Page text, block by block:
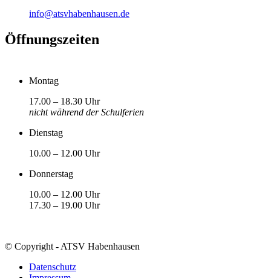
info@atsvhabenhausen.de
Öffnungszeiten
Montag
17.00 – 18.30 Uhr
nicht während der Schulferien
Dienstag
10.00 – 12.00 Uhr
Donnerstag
10.00 – 12.00 Uhr
17.30 – 19.00 Uhr
© Copyright - ATSV Habenhausen
Datenschutz